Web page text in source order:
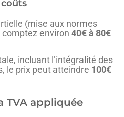
(mise aux normes
environ 40€ à 80€
incluant l’intégralité des
le prix peut atteindre 100€
TVA appliquée